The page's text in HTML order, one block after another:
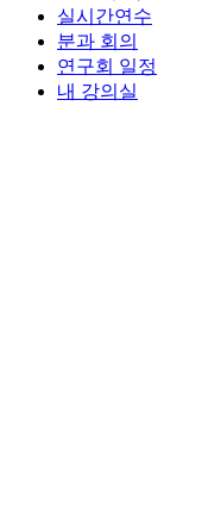
실시간연수
분과 회의
연구회 일정
내 강의실